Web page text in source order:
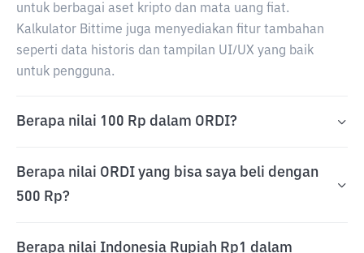
untuk berbagai aset kripto dan mata uang fiat.
Kalkulator Bittime juga menyediakan fitur tambahan
seperti data historis dan tampilan UI/UX yang baik
untuk pengguna.
Berapa nilai 100 Rp dalam ORDI?
Berapa nilai ORDI yang bisa saya beli dengan
500 Rp?
Berapa nilai Indonesia Rupiah Rp1 dalam